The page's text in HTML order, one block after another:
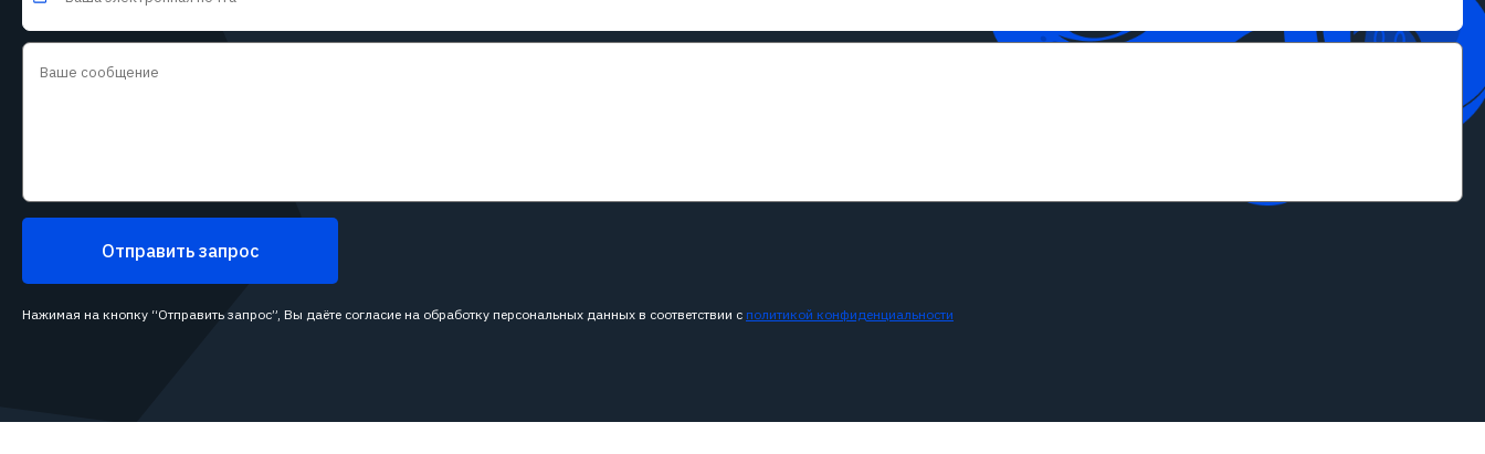
Отправить запрос
Нажимая на кнопку “Отправить запрос”, Вы даёте согласие на обработку персональных данных в соответствии с политикой конфиденциальности